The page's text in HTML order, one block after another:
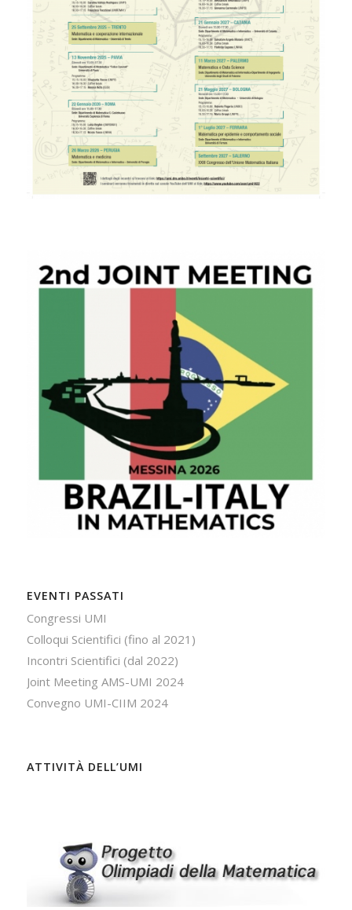
EVENTI PASSATI
Congressi UMI
Colloqui Scientifici (fino al 2021)
Incontri Scientifici (dal 2022)
Joint Meeting AMS-UMI 2024
Convegno UMI-CIIM 2024
ATTIVITÀ DELL’UMI